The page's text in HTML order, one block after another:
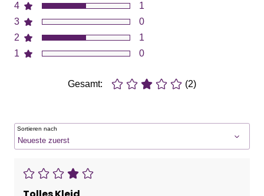
4
3
2
1
1
0
1
0
Gesamt: (2)
Sortieren nach